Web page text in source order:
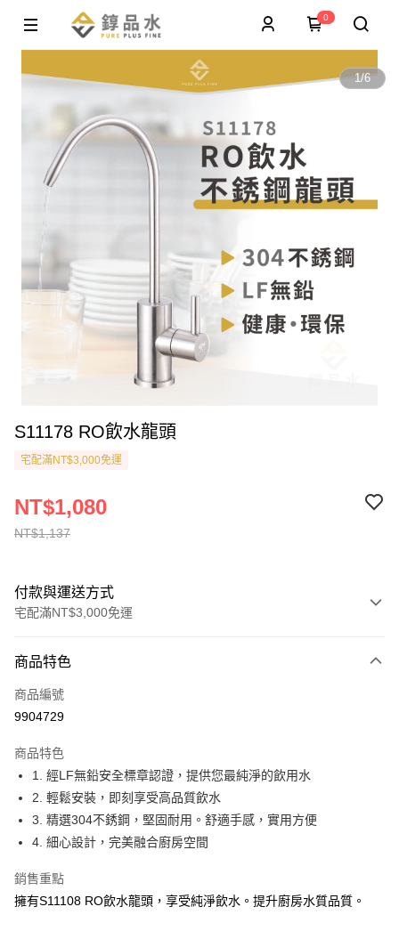
0
1/6
S11178 RO飲水龍頭
宅配滿NT$3,000免運
NT$1,137
NT$1,080
付款與運送方式
宅配滿NT$3,000免運
信用卡一次付款
貨到付款
運送方式
付款後全家取貨
每筆NT$47
付款後7-11取貨
7-11取貨(快速到店)
商品特色
商品編號
9904729
商品特色
1. 經LF無鉛安全標章認證，提供您最純淨的飲用水
2. 輕鬆安裝，即刻享受高品質飲水
3. 精選304不銹鋼，堅固耐用。舒適手感，實用方便
4. 細心設計，完美融合廚房空間
銷售重點
擁有S11108 RO飲水龍頭，享受純淨飲水。提升廚房水質品質。